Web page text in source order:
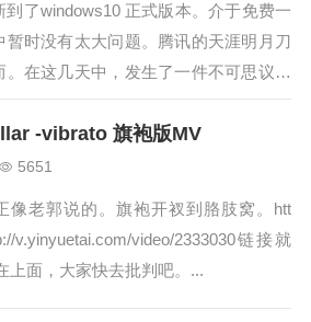
了windows10 正式版本。介于免费一
暂时没有太大问题。腾讯的天涯明月刀
在这几天中，发生了一件不可思议的
收到了...
-vibrato 旗袍版MV
5651
像老郭说的。旗袍开衩到胳肢窝。htt
v.yinyuetai.com/video/2333030链接就
上面，大家快去批判吧。...